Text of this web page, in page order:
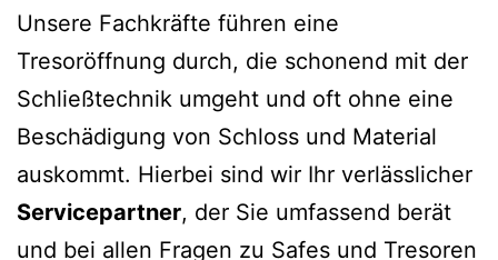
Unsere Fachkräfte führen eine
Tresoröffnung durch, die schonend mit der
Schließtechnik umgeht und oft ohne eine
Beschädigung von Schloss und Material
auskommt. Hierbei sind wir Ihr verlässlicher
Servicepartner, der Sie umfassend berät
und bei allen Fragen zu Safes und Tresoren